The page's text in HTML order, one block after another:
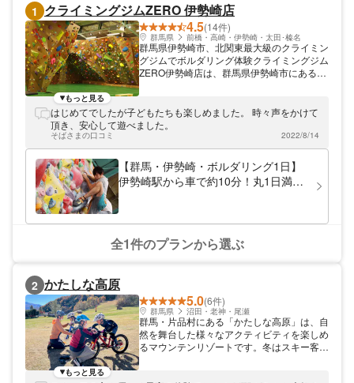
1 クライミングジムZERO 伊勢崎店
4.5(14件)
群馬県 前橋・高崎・伊勢崎・太田･榛名
群馬県伊勢崎市、北関東最大級のクライミン
グジムでボルダリング体験クライミングジム
ZERO伊勢崎店は、群馬県伊勢崎市にあるク
ています。 解放的なクライミングエリアで
ボルダリング体験 クライミングZEROの3号
店として2014年3月にオープンした伊勢崎店
は、北関東最大級の屋内クライミングジムで
す。駐車スペースも約40台分もあり、遠方
からもお越しいただく方も増えています。
広々とした屋内は天井が高く、とても解放感
服装と靴下だけをご準備ください 経験豊富
なインストラクターが、ボルダリングのルー
ルやマナー、そして安全な登り方をていねい
ご準備ください。小学生以上の方ならどなた
でもボルダリングをお楽しみいただけます。
初めてウォールを登り切った時の達成感は格
別ですよ。みなさまのお越しを心よりお待ち
しています。
もっと見る
はじめてでしたが子どもたちも楽しめました。 時々声をかけて
頂き、安心して遊べました。
そばさまの口コミ 2022/8/14
【群馬・伊勢崎・ボルダリング1日】
伊勢崎駅から車で約10分！丸1日満喫
全1件のプランから選ぶ
2 かたしな高原
5.0(6件)
群馬県 沼田・老神・尾瀬
群馬・片品村にある「かたしな高原」は、自
然を舞台した様々なアクティビティを楽しめ
るマウンテンリゾートです。冬はスキー客で
もっと見る